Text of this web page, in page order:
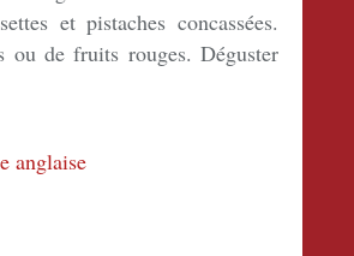
et pistaches concassées.
ou de fruits rouges. Déguster